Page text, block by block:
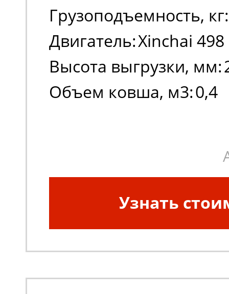
Грузоподъемность, кг:
Двигатель:Xinchai 498
Высота выгрузки, мм:
Объем ковша, м3:0,4
Узнать